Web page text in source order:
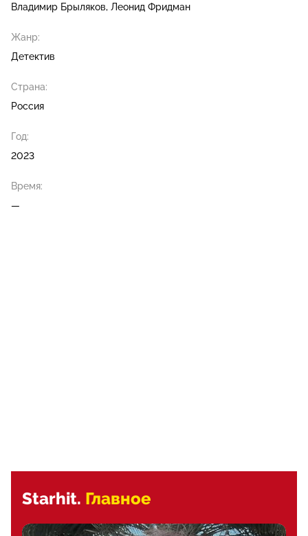
Владимир Брыляков Леонид Фридман
Жанр:
Детектив
Страна:
Россия
Год:
2023
Время:
—
Starhit. Главное